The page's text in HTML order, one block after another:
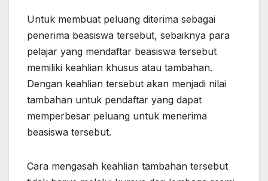
Untuk membuat peluang diterima sebagai
penerima beasiswa tersebut, sebaiknya para
pelajar yang mendaftar beasiswa tersebut
memiliki keahlian khusus atau tambahan.
Dengan keahlian tersebut akan menjadi nilai
tambahan untuk pendaftar yang dapat
memperbesar peluang untuk menerima
beasiswa tersebut.
Cara mengasah keahlian tambahan tersebut